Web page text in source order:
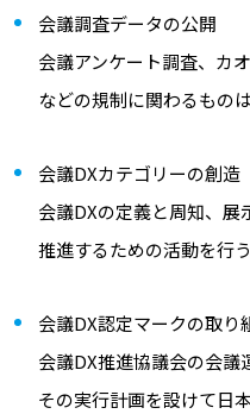
会議調査データの公開
会議アンケート調査、カ
などの規制に関わるもの
会議DXカテゴリーの創造
会議DXの定義と周知、展
推進するための活動を行う
会議DX認定マークの取り
会議DX推進協議会の会議
その実行計画を設けて日